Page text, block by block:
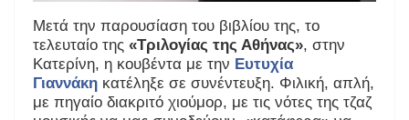
Μετά την παρουσίαση του βιβλίου της, το
τελευταίο της «Τριλογίας της Αθήνας», στην
Κατερίνη, η κουβέντα με την Ευτυχία
Γιαννάκη κατέληξε σε συνέντευξη. Φιλική, απλή,
με πηγαίο διακριτό χιούμορ, με τις νότες της τζαζ